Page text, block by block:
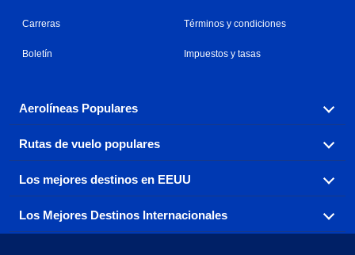
Carreras
Boletín
Términos y condiciones
Impuestos y tasas
Aerolíneas Populares
Explora nuestras opciones de tarifas aéreas baratas por
aerolínea, con más de 500 opciones para elegir.
Aeromexico
Air France Alaska Airlines
Rutas de vuelo populares
Reserva una de nuestras rutas de vuelo más populares
con tres sencillos clics.
Los mejores destinos en EEUU
Encuentra boletos de avión baratos a destinos
populares de los EEUU de costa a costa.
Los Mejores Destinos Internacionales